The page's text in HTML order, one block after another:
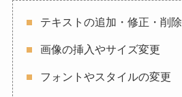
テキストの追加・修正・削除
画像の挿入やサイズ変更
フォントやスタイルの変更